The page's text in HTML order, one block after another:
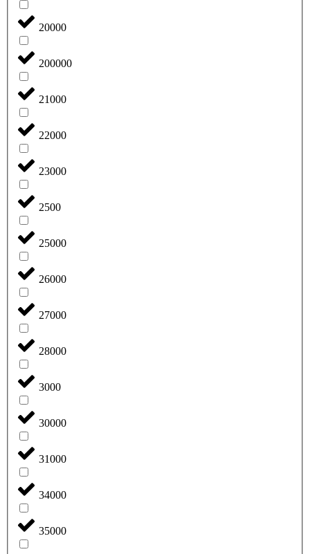
20000
200000
21000
22000
23000
2500
25000
26000
27000
28000
3000
30000
31000
34000
35000